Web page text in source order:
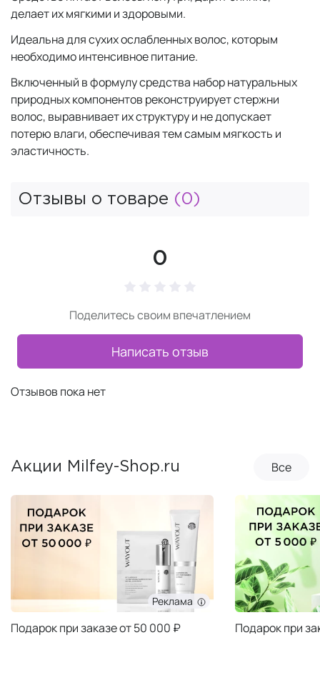
делает их мягкими и здоровыми.
Идеальна для сухих ослабленных волос, которым
необходимо интенсивное питание.
Включенный в формулу средства набор натуральных
природных компонентов реконструирует стержни
волос, выравнивает их структуру и не допускает
потерю влаги, обеспечивая тем самым мягкость и
эластичность.
Отзывы о товаре (0)
0
Поделитесь своим впечатлением
Написать отзыв
Отзывов пока нет
Акции Milfey-Shop.ru Все
Реклама
Подарок при заказе от 50 000 ₽ Подарок при